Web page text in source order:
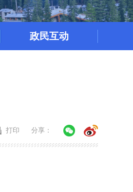
政民互动
打印 分享：